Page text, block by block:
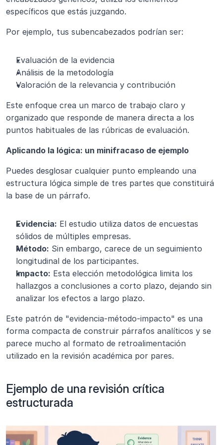
específicos que estás juzgando.
Por ejemplo, tus subencabezados podrían ser:
Evaluación de la evidencia
Análisis de la metodología
Valoración de la relevancia y contribución
Este enfoque crea un marco de trabajo claro y
organizado que responde de manera directa a los
puntos habituales de las rúbricas de evaluación.
Aplicando la lógica: un minifracaso de ejemplo
Puedes desglosar cualquier punto empleando una
estructura lógica simple de tres partes que constituirá
la base de un párrafo.
Evidencia: El estudio utiliza datos de encuestas
sólidos de múltiples empresas.
Método: Sin embargo, carece de un seguimiento
longitudinal de los participantes.
Impacto: Esta elección metodológica limita los
hallazgos a conclusiones a corto plazo, dejando sin
analizar los efectos a largo plazo.
Este patrón de "evidencia-método-impacto" es una
forma compacta de construir párrafos analíticos y se
parece mucho al formato de retroalimentación
utilizado en la revisión académica por pares.
Ejemplo de una revisión crítica
estructurada